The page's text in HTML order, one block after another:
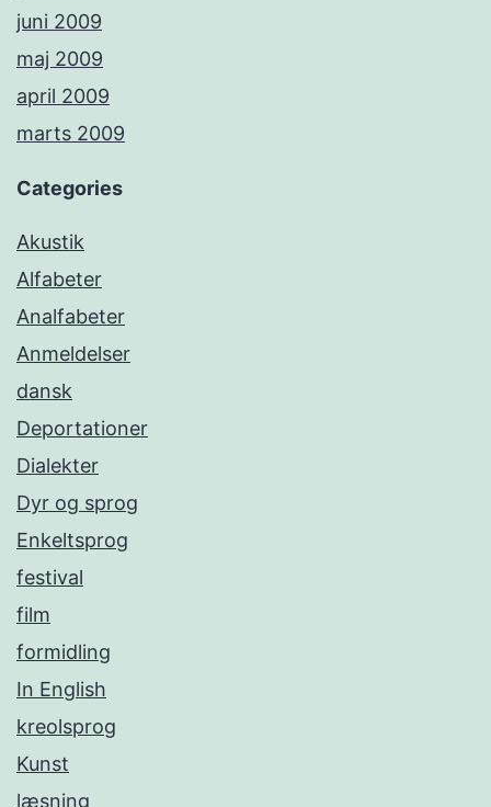
juni 2009
maj 2009
april 2009
marts 2009
Categories
Akustik
Alfabeter
Analfabeter
Anmeldelser
dansk
Deportationer
Dialekter
Dyr og sprog
Enkeltsprog
festival
film
formidling
In English
kreolsprog
Kunst
læsning